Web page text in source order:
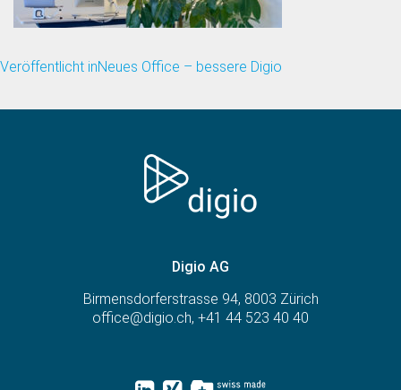
Beitragsnavigation
Veröffentlicht inNeues Office – bessere Digio
Digio AG
Birmensdorferstrasse 94, 8003 Zürich
office@digio.ch, +41 44 523 40 40